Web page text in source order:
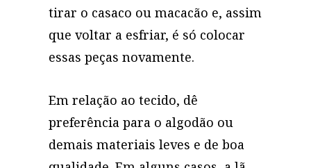
tirar o casaco ou macacão e, assim
que voltar a esfriar, é só colocar
essas peças novamente.
Em relação ao tecido, dê
preferência para o algodão ou
demais materiais leves e de boa